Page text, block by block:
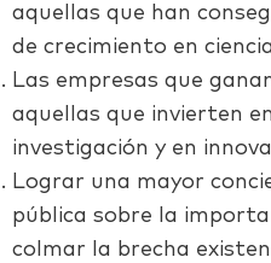
aquellas que han
de crecimiento en
Las empresas que
aquellas que invierten
investigación y en
Lograr una mayor
pública sobre la
colmar la brecha